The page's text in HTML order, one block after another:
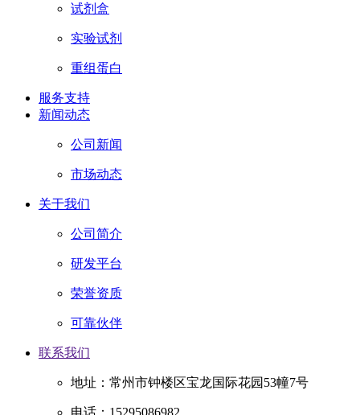
试剂盒
实验试剂
重组蛋白
服务支持
新闻动态
公司新闻
市场动态
关于我们
公司简介
研发平台
荣誉资质
可靠伙伴
联系我们
地址：常州市钟楼区宝龙国际花园53幢7号
电话：15295086982